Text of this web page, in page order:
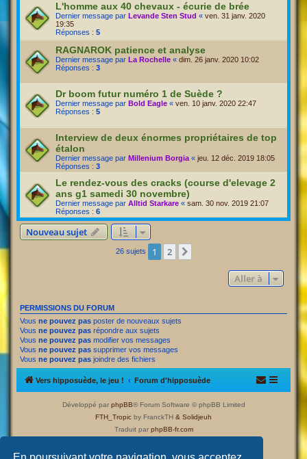
L'homme aux 40 chevaux - écurie de brée
Dernier message par Levande Sten Stud « ven. 31 janv. 2020
19:35
Réponses : 5
RAGNAROK patience et analyse
Dernier message par La Rochelle « dim. 26 janv. 2020 10:02
Réponses : 3
Dr boom futur numéro 1 de Suède ?
Dernier message par Bold Eagle « ven. 10 janv. 2020 22:47
Réponses : 5
Interview de deux énormes propriétaires de top
étalon
Dernier message par Millenium Borgia « jeu. 12 déc. 2019 18:05
Réponses : 3
Le rendez-vous des cracks (course d'elevage 2
ans g1 samedi 30 novembre)
Dernier message par Alltid Starkare « sam. 30 nov. 2019 21:07
Réponses : 6
Nouveau sujet
26 sujets 1 2
Aller à
PERMISSIONS DU FORUM
Vous ne pouvez pas poster de nouveaux sujets
Vous ne pouvez pas répondre aux sujets
Vous ne pouvez pas modifier vos messages
Vous ne pouvez pas supprimer vos messages
Vous ne pouvez pas joindre des fichiers
Vers hipposuède, le jeu ! Forum d'hipposuède
Développé par phpBB® Forum Software © phpBB Limited
FTH_Tropic by FranckTH & Solidjeuh
Traduit par phpBB-fr.com